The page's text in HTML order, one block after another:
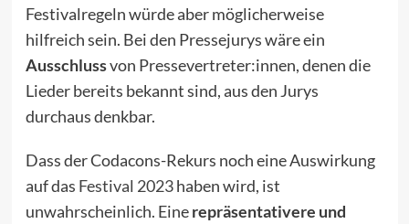
Festivalregeln würde aber möglicherweise
hilfreich sein. Bei den Pressejurys wäre ein
Ausschlussvon Pressevertreter:innen, denen die
Lieder bereits bekannt sind, aus den Jurys
durchaus denkbar.
Dass der Codacons-Rekurs noch eine Auswirkung
auf das Festival 2023haben wird, ist
unwahrscheinlich. Einerepräsentativere und